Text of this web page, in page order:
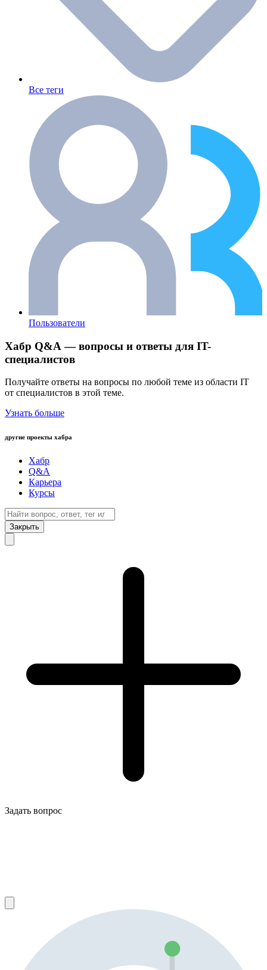
Все теги
Пользователи
Хабр Q&A — вопросы и ответы для IT-
специалистов
Получайте ответы на вопросы по любой теме из области IT
от специалистов в этой теме.
Узнать больше
другие проекты хабра
Хабр
Q&A
Карьера
Курсы
Закрыть
Задать вопрос